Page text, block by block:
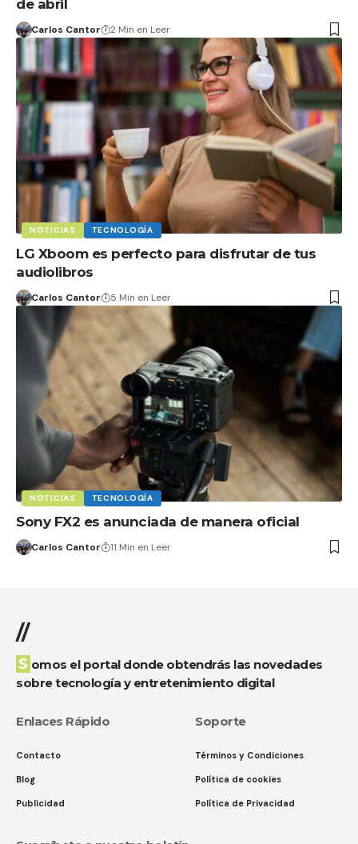
de abril
Carlos Cantor 2 Min en Leer
NOTICIAS TECNOLOGÍA
LG Xboom es perfecto para disfrutar de tus
audiolibros
Carlos Cantor 5 Min en Leer
NOTICIAS TECNOLOGÍA
Sony FX2 es anunciada de manera oficial
Carlos Cantor 11 Min en Leer
//
Somos el portal donde obtendrás las novedades
sobre tecnología y entretenimiento digital
Enlaces Rápido
Contacto
Blog
Publicidad
Soporte
Términos y Condiciones
Política de cookies
Política de Privacidad